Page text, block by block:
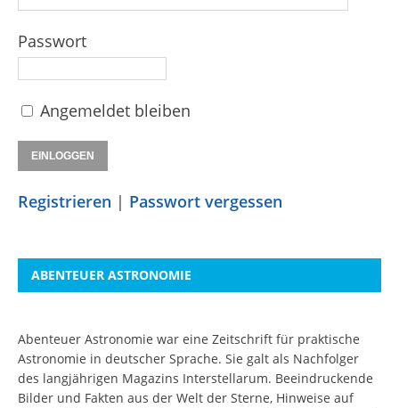
Passwort
Angemeldet bleiben
Registrieren | Passwort vergessen
ABENTEUER ASTRONOMIE
Abenteuer Astronomie war eine Zeitschrift für praktische
Astronomie in deutscher Sprache. Sie galt als Nachfolger
des langjährigen Magazins Interstellarum. Beeindruckende
Bilder und Fakten aus der Welt der Sterne, Hinweise auf